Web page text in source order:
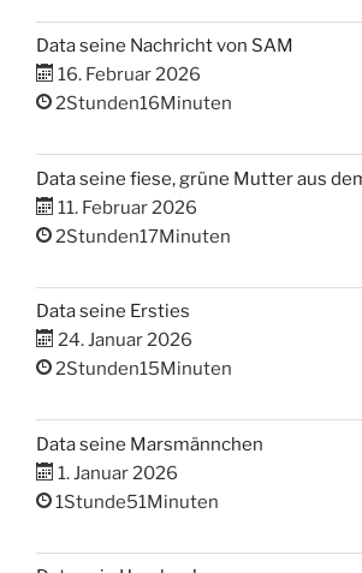
Data seine Nachricht von SAM
16. Februar 2026
2Stunden16Minuten
Data seine fiese, grüne Mutter aus
11. Februar 2026
2Stunden17Minuten
Data seine Ersties
24. Januar 2026
2Stunden15Minuten
Data seine Marsmännchen
1. Januar 2026
1Stunde51Minuten